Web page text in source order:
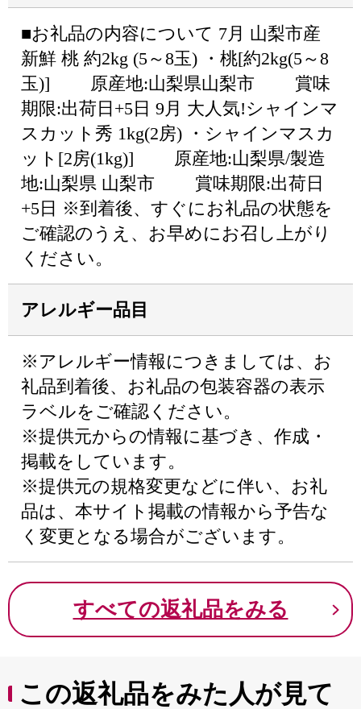
■お礼品の内容について 7月 山梨市産
新鮮 桃 約2kg (5～8玉) ・桃[約2kg(5～8
玉)] 原産地:山梨県山梨市 賞味
期限:出荷日+5日 9月 大人気!シャインマ
スカット秀 1kg(2房) ・シャインマスカ
ット[2房(1kg)] 原産地:山梨県/製造
地:山梨県 山梨市 賞味期限:出荷日
+5日 ※到着後、すぐにお礼品の状態を
ご確認のうえ、お早めにお召し上がり
ください。
アレルギー品目
※アレルギー情報につきましては、お
礼品到着後、お礼品の包装容器の表示
ラベルをご確認ください。
※提供元からの情報に基づき、作成・
掲載をしています。
※提供元の規格変更などに伴い、お礼
品は、本サイト掲載の情報から予告な
く変更となる場合がございます。
すべての返礼品をみる
この返礼品をみた人が見て